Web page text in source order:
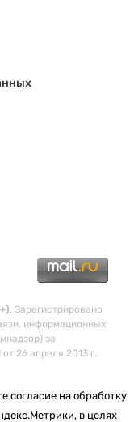
. Зарегистрировано
информационных
за
26 апреля 2013 г.
согласие на обработку
в целях